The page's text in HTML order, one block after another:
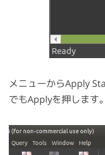
メニューからApply
でもApplyを押します。